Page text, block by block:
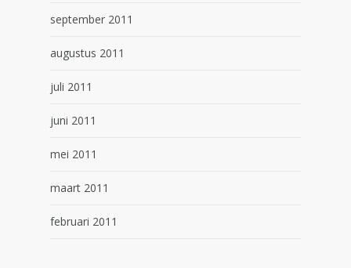
september 2011
augustus 2011
juli 2011
juni 2011
mei 2011
maart 2011
februari 2011